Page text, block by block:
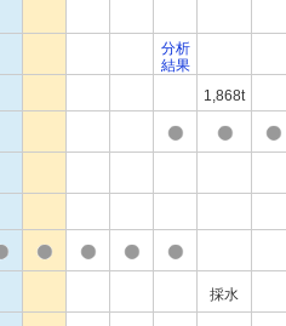
分析
結果
1,868t
採水